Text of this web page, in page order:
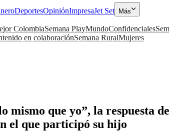
DeportesOpiniónImpresaJet Set Más
ColombiaSemana PlayMundoConfidenciales
en colaboraciónSemana RuralMujeres
mismo que yo”, la respuesta
el que participó su hijo